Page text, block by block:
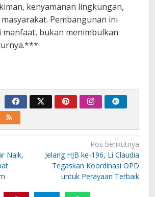
kenyamanan lingkungan,
Pembangunan ini
manfaat, bukan menimbulkan
Naik,
Pos berikutnya
Jelang HJB ke-196, Li Claudia
Tegaskan Koordinasi OPD
untuk Perayaan Terbaik